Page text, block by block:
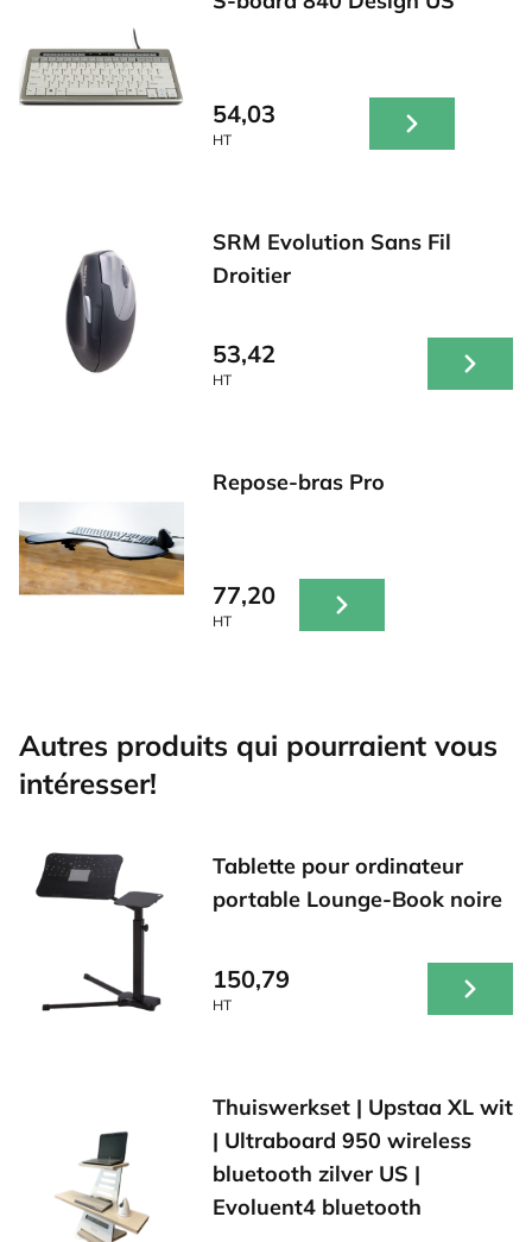
54,03
HT
SRM Evolution Sans Fil
Droitier
53,42
HT
Repose-bras Pro
77,20
HT
Autres produits qui pourraient vous
intéresser!
Tablette pour ordinateur
portable Lounge-Book noire
150,79
HT
Thuiswerkset | Upstaa XL wit
| Ultraboard 950 wireless
bluetooth zilver US |
Evoluent4 bluetooth